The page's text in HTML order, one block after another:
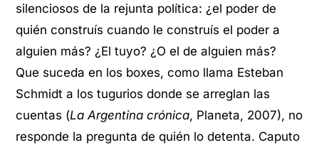
silenciosos de la rejunta política: ¿el poder de
quién construís cuando le construís el poder a
alguien más? ¿El tuyo? ¿O el de alguien más?
Que suceda en los boxes, como llama Esteban
Schmidt a los tugurios donde se arreglan las
cuentas (La Argentina crónica, Planeta, 2007), no
responde la pregunta de quién lo detenta. Caputo